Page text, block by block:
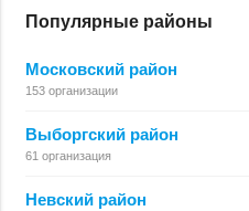
Популярные районы
Московский район
153 организации
Выборгский район
61 организация
Невский район